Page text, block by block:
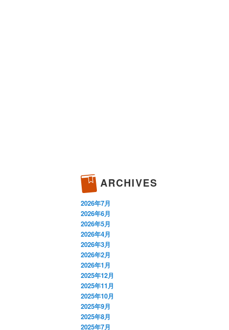
ARCHIVES
2026年7月
2026年6月
2026年5月
2026年4月
2026年3月
2026年2月
2026年1月
2025年12月
2025年11月
2025年10月
2025年9月
2025年8月
2025年7月